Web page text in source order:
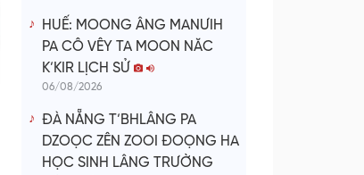
HUẾ: MOONG ÂNG MANƯIH
PA CÔ VÊY TA MOON NĂC
K’KIR LỊCH SỬ
06/08/2026
ĐÀ NẴNG T’BHLÂNG PA
DZOỌC ZÊN ZOOI ĐOỌNG HA
HỌC SINH LÂNG TRƯỜNG